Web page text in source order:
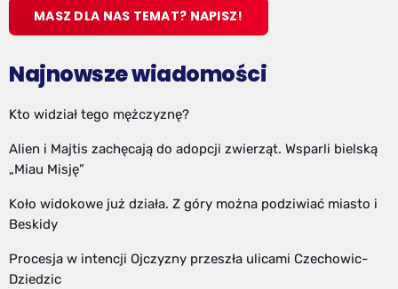
MASZ DLA NAS TEMAT? NAPISZ!
Najnowsze wiadomości
Kto widział tego mężczyznę?
Alien i Majtis zachęcają do adopcji zwierząt. Wsparli bielską
„Miau Misję”
Koło widokowe już działa. Z góry można podziwiać miasto i
Beskidy
Procesja w intencji Ojczyzny przeszła ulicami Czechowic-
Dziedzic